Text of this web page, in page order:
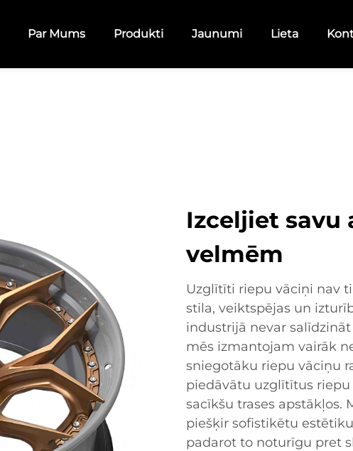
Par Mums Produkti Jaunumi Lieta
Izceljiet savu
velmēm
Uzglītīti riepu vāciņi nav
stila, veiktspējas un
industrijā nevar
mēs izmantojam vairāk
sniegotāku riepu vāciņu
piedāvātu uzglītītus riepu
sacīkšu trases apstākļos.
piešķir sofistikētu
padarot to noturīgu pret